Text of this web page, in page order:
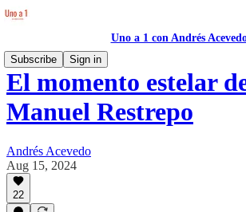
Uno a 1 con Andrés
Subscribe
Sign in
El momento estelar
Manuel Restrepo
Andrés Acevedo
Aug 15, 2024
22